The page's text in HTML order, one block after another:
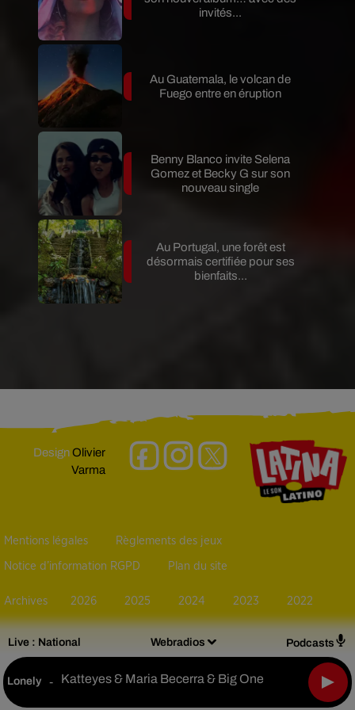
Live : National Webradios Podcasts
Lonely - Katteyes & Maria Becerra & Big One
invités...
Au Guatemala, le volcan de
Fuego entre en éruption
Benny Blanco invite Selena
Gomez et Becky G sur son
nouveau single
Au Portugal, une forêt est
désormais certifiée pour ses
bienfaits...
DesignOlivier
Varma
Mentions légales Règlements des jeux
Notice d’information RGPD Plan du site
Archives 2026 2025 2024 2023 2022